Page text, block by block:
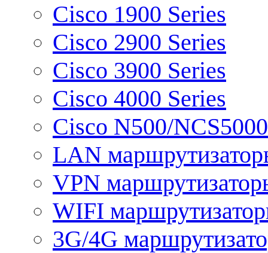
Cisco 1900 Series
Cisco 2900 Series
Cisco 3900 Series
Cisco 4000 Series
Cisco N500/
LAN
VPN
WIFI
3G/4G